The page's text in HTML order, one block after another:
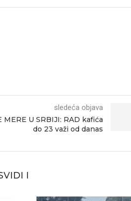
sledeća objava
MERE U SRBIJI: RAD kafića
do 23 važi od danas
I